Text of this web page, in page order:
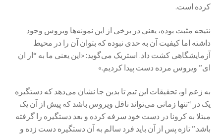
کرده است.
نتیجه مثبت بود‌ه، یعنی در برخی از این نمونه‌ها ویروس وجود
داشته اما کیفیت آن به حدی نبوده که بتوان آن را در محیط
آزمایشگاهی کشت داد. استریک می‌گوید: «این یعنی ما به “ار ان
ای” ویروس مرده دست پیدا کردیم.»
به زعم او، تحقیقات این تیم تا بدین جا نشان می‌دهد که دستگیره
یک در “تنها زمانی می‌تواند ناقل ویروس باشد که پیش از آن یک
مبتلا به کرونا در دست خود سرفه کرده و بعد دستگیره را گرفته
باشد.” تازه پس از آن باید فرد سالم به آن دستگیره دست زده و